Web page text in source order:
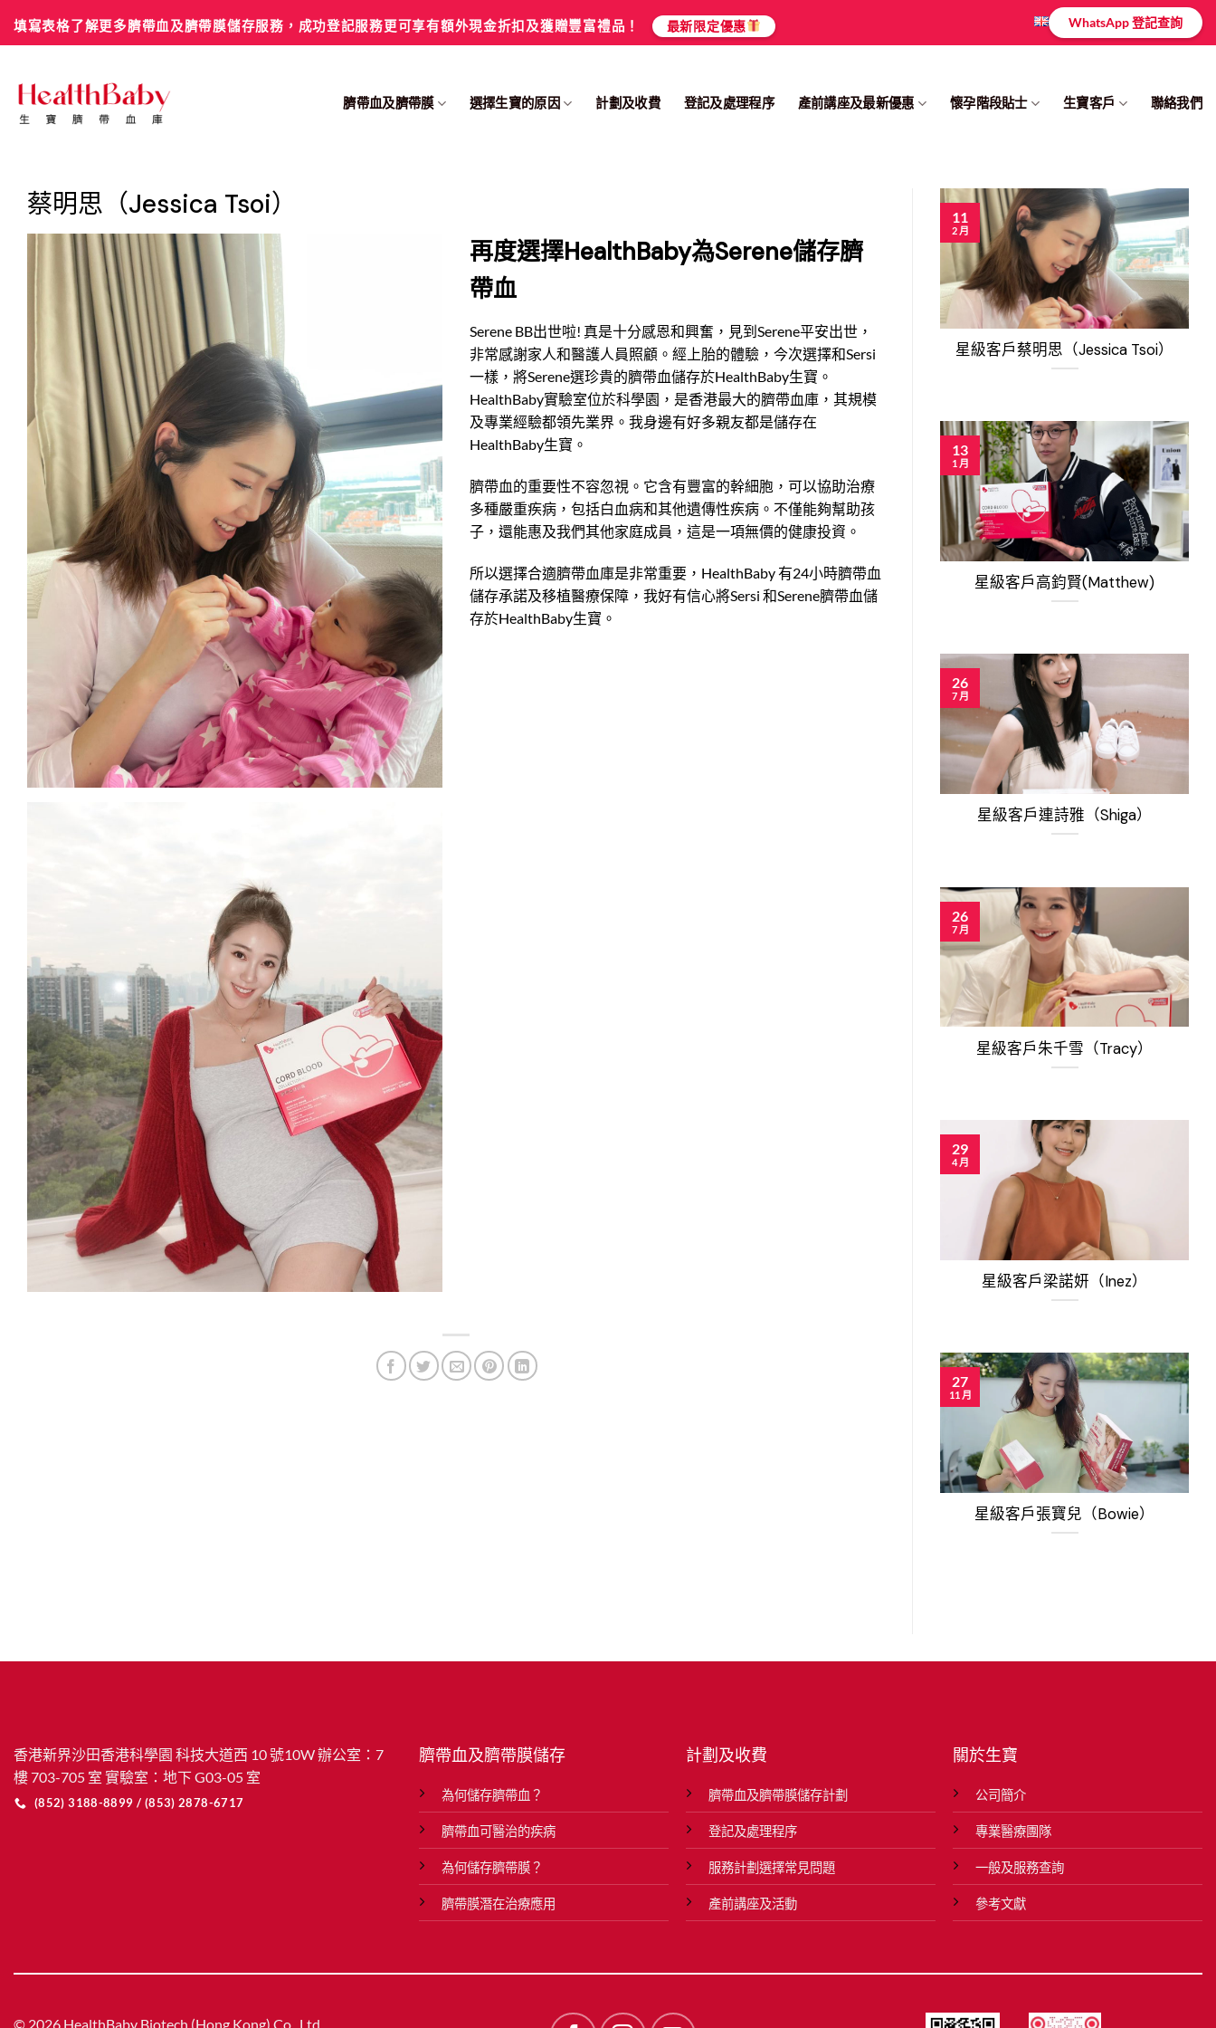
填寫表格了解更多臍帶血及臍帶膜儲存服務，成功登記服務更可享有額外現金折扣及獲贈豐富禮品！ 最新限定優惠 WhatsApp 登記查詢
臍帶血及臍帶膜 選擇生寶的原因 計劃及收費 登記及處理程序 產前講座及最新優惠 懷孕階段貼士 生寶客戶 聯絡我們
蔡明思（Jessica Tsoi）
再度選擇HealthBaby為Serene儲存臍
帶血
Serene BB出世啦! 真是十分感恩和興奮，見到Serene平安出世，
非常感謝家人和醫護人員照顧。經上胎的體驗，今次選擇和Sersi
一樣，將Serene選珍貴的臍帶血儲存於HealthBaby生寶。
HealthBaby實驗室位於科學園，是香港最大的臍帶血庫，其規模
及專業經驗都領先業界。我身邊有好多親友都是儲存在
HealthBaby生寶。
臍帶血的重要性不容忽視。它含有豐富的幹細胞，可以協助治療
多種嚴重疾病，包括白血病和其他遺傳性疾病。不僅能夠幫助孩
子，還能惠及我們其他家庭成員，這是一項無價的健康投資。
所以選擇合適臍帶血庫是非常重要，HealthBaby 有24小時臍帶血
儲存承諾及移植醫療保障，我好有信心將Sersi 和Serene臍帶血儲
存於HealthBaby生寶。
星級客戶蔡明思（Jessica Tsoi）
11
2 月
星級客戶高鈞賢(Matthew)
13
1 月
星級客戶連詩雅（Shiga）
26
7 月
星級客戶朱千雪（Tracy）
26
7 月
星級客戶梁諾妍（Inez）
29
4 月
星級客戶張寶兒（Bowie）
27
11 月
香港新界沙田香港科學園 科技大道西 10 號10W 辦公室：7
樓 703-705 室 實驗室：地下 G03-05 室
(852) 3188-8899 / (853) 2878-6717
臍帶血及臍帶膜儲存
為何儲存臍帶血？
臍帶血可醫治的疾病
為何儲存臍帶膜？
臍帶膜潛在治療應用
計劃及收費
臍帶血及臍帶膜儲存計劃
登記及處理程序
服務計劃選擇常見問題
產前講座及活動
關於生寶
公司簡介
專業醫療團隊
一般及服務查詢
參考文獻
© 2026 HealthBaby Biotech (Hong Kong) Co., Ltd